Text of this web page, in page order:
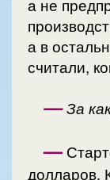
а не
а в
считали,
—За
—
долларов.